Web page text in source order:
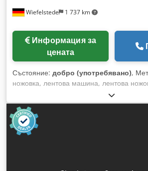
Wiefelstede 1 737 km
Информация за
цената
Състояние: добро (употребявано),
ножовка, лентова машина, лентова
лентова ножовка - Производител:
лентова ножовка модел USF 10R -
Максимална ширина на рязане: 1020
височина на рязане: 275 mm Dcjdpfx
Лентов трион: дължина 4700 до 4800